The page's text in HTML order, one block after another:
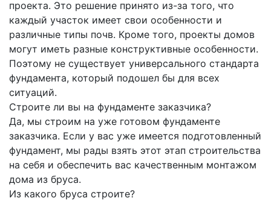
проекта. Это решение принято из-за того, что
каждый участок имеет свои особенности и
различные типы почв. Кроме того, проекты домов
могут иметь разные конструктивные особенности.
Поэтому не существует универсального стандарта
фундамента, который подошел бы для всех
ситуаций.
Строите ли вы на фундаменте заказчика?
Да, мы строим на уже готовом фундаменте
заказчика. Если у вас уже имеется подготовленный
фундамент, мы рады взять этот этап строительства
на себя и обеспечить вас качественным монтажом
дома из бруса.
Из какого бруса строите?